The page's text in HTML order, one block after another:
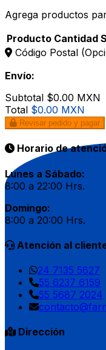
Agrega productos
Producto Cantidad
Código Postal
Envío:
Subtotal $0.00 MXN
Total $0.00 MXN
Revisar pedido y pagar
Horario de
Lunes a Sábado:
8:00 a 22:00 Hrs.
Domingo:
8:00 a 20:00 Hrs.
Atención al
24 7135 5627
55 6237 6159
55 5687 2024
Dirección